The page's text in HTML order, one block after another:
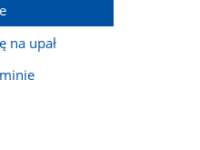
na upał